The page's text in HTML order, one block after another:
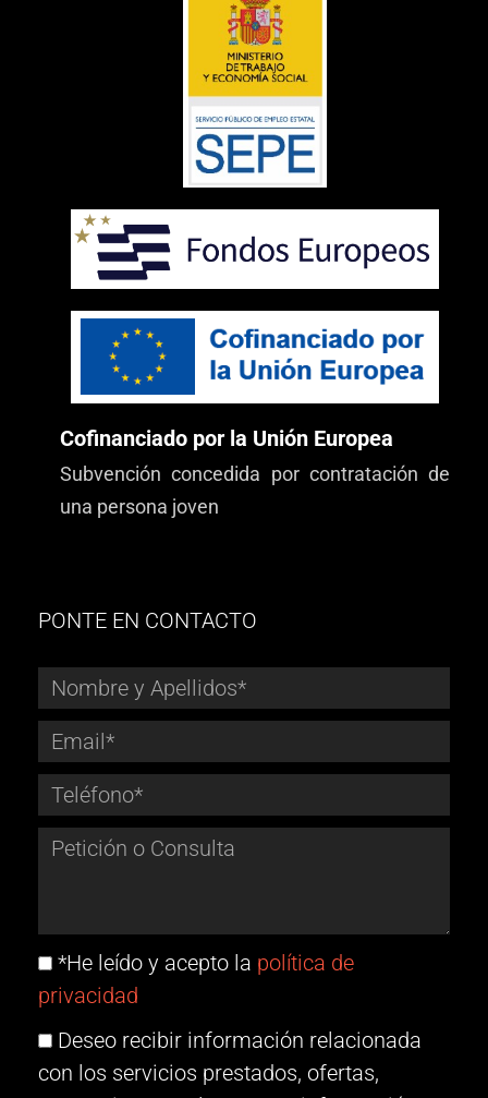
Cofinanciado por la Unión Europea
Subvención concedida por contratación de
una persona joven
PONTE EN CONTACTO
*He leído y acepto la política de
privacidad
Deseo recibir información relacionada
con los servicios prestados, ofertas,